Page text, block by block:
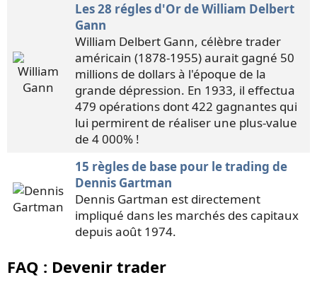
Les 28 régles d'Or de William Delbert
Gann
William Delbert Gann, célèbre trader
américain (1878-1955) aurait gagné 50
millions de dollars à l'époque de la
grande dépression. En 1933, il effectua
479 opérations dont 422 gagnantes qui
lui permirent de réaliser une plus-value
de 4 000% !
15 règles de base pour le trading de
Dennis Gartman
Dennis Gartman est directement
impliqué dans les marchés des capitaux
depuis août 1974.
FAQ : Devenir trader